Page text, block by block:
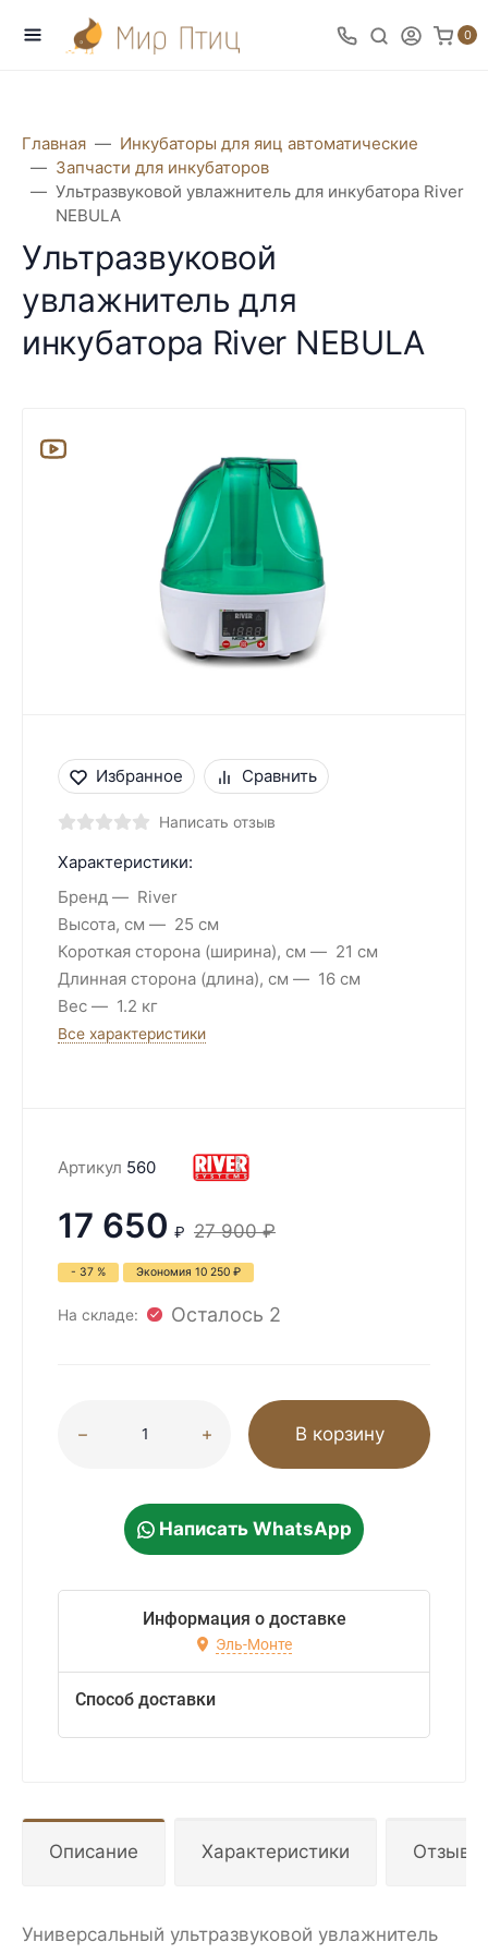
0
Главная
Инкубаторы для яиц автоматические
Запчасти для инкубаторов
Ультразвуковой увлажнитель для инкубатора River
NEBULA
Ультразвуковой
увлажнитель для
инкубатора River NEBULA
Избранное Сравнить
Написать отзыв
Характеристики:
Бренд
River
Высота, см
25 см
Короткая сторона (ширина), см
21 см
Длинная сторона (длина), см
16 см
Вес
1.2 кг
Все характеристики
Артикул 560
17 650 ₽ 27 900 ₽
- 37 % Экономия 10 250 ₽
На складе: Осталось 2
В корзину
Написать WhatsApp
Информация о доставке
Эль-Монте
Способ доставки
Описание Характеристики
Универсальный ультразвуковой увлажнитель